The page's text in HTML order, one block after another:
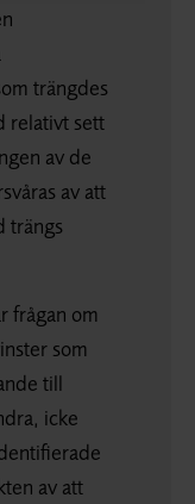
trängdes
relativt sett
av de
av att
trängs
frågan om
som
till
icke
av att